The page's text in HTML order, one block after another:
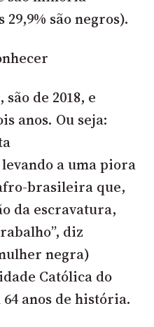
são negros).
de 2018, e
anos. Ou seja:
a uma piora
brasileira que,
da escravatura,
diz
negra)
Católica do
anos de história.